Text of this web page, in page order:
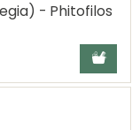
- Phitofilos
Ajouter